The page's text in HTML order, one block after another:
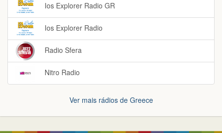
Ios Explorer Radio GR
Ios Explorer Radio
Radio Sfera
Nitro Radio
Ver mais rádios de Greece